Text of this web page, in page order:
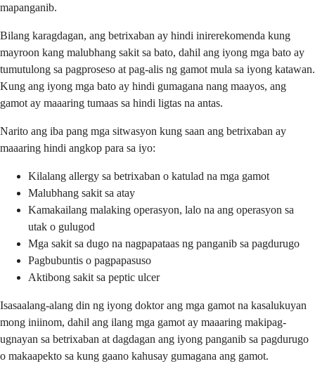
mapanganib.
Bilang karagdagan, ang betrixaban ay hindi inirerekomenda kung
mayroon kang malubhang sakit sa bato, dahil ang iyong mga bato ay
tumutulong sa pagproseso at pag-alis ng gamot mula sa iyong katawan.
Kung ang iyong mga bato ay hindi gumagana nang maayos, ang
gamot ay maaaring tumaas sa hindi ligtas na antas.
Narito ang iba pang mga sitwasyon kung saan ang betrixaban ay
maaaring hindi angkop para sa iyo:
Kilalang allergy sa betrixaban o katulad na mga gamot
Malubhang sakit sa atay
Kamakailang malaking operasyon, lalo na ang operasyon sa
utak o gulugod
Mga sakit sa dugo na nagpapataas ng panganib sa pagdurugo
Pagbubuntis o pagpapasuso
Aktibong sakit sa peptic ulcer
Isasaalang-alang din ng iyong doktor ang mga gamot na kasalukuyan
mong iniinom, dahil ang ilang mga gamot ay maaaring makipag-
ugnayan sa betrixaban at dagdagan ang iyong panganib sa pagdurugo
o makaapekto sa kung gaano kahusay gumagana ang gamot.